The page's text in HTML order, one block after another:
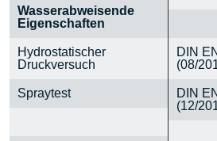
Wasserabweisende
Eigenschaften
Hydrostatischer
Druckversuch
Spraytest
DIN
(08/
DIN
(12/